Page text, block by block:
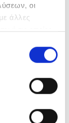
οι
άλλες
ή τις οποίες